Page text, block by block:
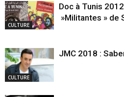
CULTURE
Doc à Tunis
»Militantes » de
CULTURE
JMC 2018 :